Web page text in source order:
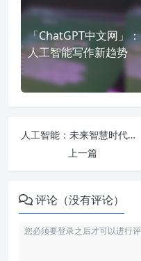
「ChatGPT中文网」：
人工智能写作新趋势
人工智能：未来智慧时代的引擎
上一篇
评论（没有评论）